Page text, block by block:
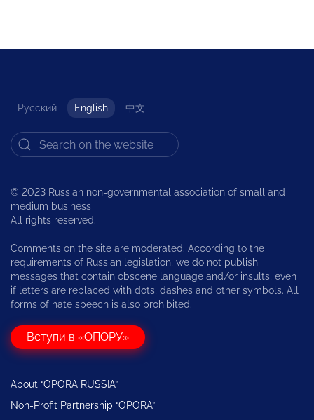
Русский English 中文
© 2023 Russian non-governmental association of small and
medium business
All rights reserved.
Comments on the site are moderated. According to the
requirements of Russian legislation, we do not publish
messages that contain obscene language and/or insults, even
if letters are replaced with dots, dashes and other symbols. All
forms of hate speech is also prohibited.
Вступи в «ОПОРУ»
About “OPORA RUSSIA”
Non-Profit Partnership “OPORA”